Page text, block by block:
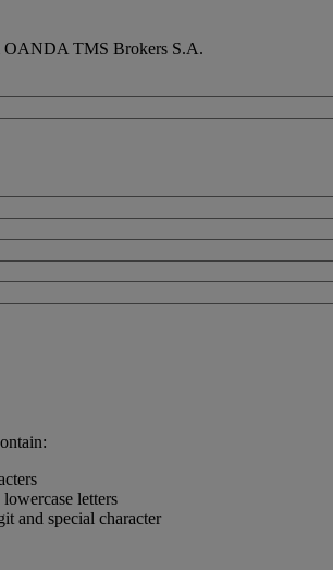
OANDA TMS Brokers S.A.
letters
and special character